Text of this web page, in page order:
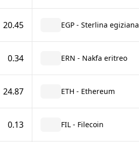
20.45 EGP - Sterlina egiziana
0.34 ERN - Nakfa eritreo
24.87 ETH - Ethereum
0.13 FIL - Filecoin